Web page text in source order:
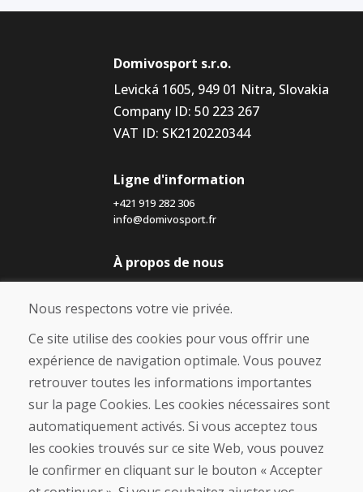
Domivosport s.r.o.
Levická 1605, 949 01 Nitra, Slovakia
Company ID: 50 223 267
VAT ID: SK2120220344
Ligne d'information
+421 919 282 306
info@domivosport.fr
À propos de nous
Blog
À propos de nous
Boutique
Contact
Achat
Boutique en ligne
Expédition et paiement
Procédure de réclamation
Politique de retour et d’échange
Politique de confidentialité (RGPD)
Nous respectons votre vie privée.
Ce site utilise des cookies pour vous offrir une
expérience de navigation optimale. Vous pouvez
retrouver toutes les informations importantes
sur la page Cookies. Les cookies nécessaires sont
automatiquement activés. Si vous acceptez tous
les cookies trouvés sur ce site Web, vous pouvez
le confirmer en cliquant sur le bouton « Accepter